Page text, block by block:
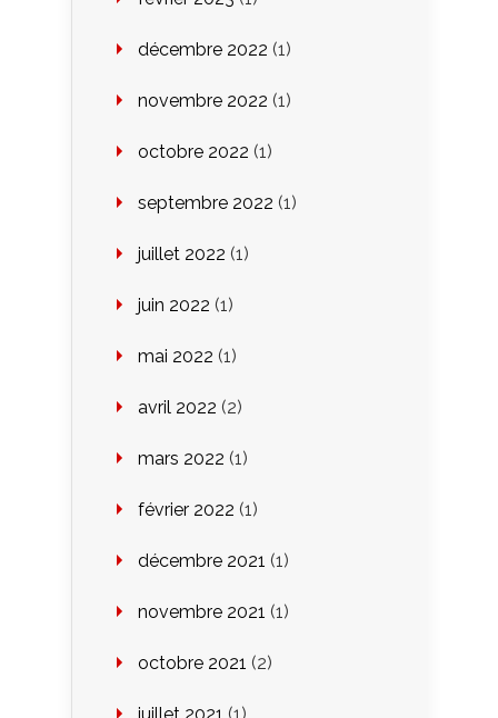
décembre 2022 (1)
novembre 2022 (1)
octobre 2022 (1)
septembre 2022 (1)
juillet 2022 (1)
juin 2022 (1)
mai 2022 (1)
avril 2022 (2)
mars 2022 (1)
février 2022 (1)
décembre 2021 (1)
novembre 2021 (1)
octobre 2021 (2)